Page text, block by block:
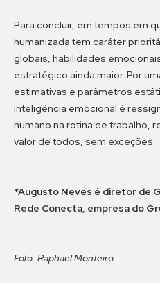
Para concluir, em tempos em
humanizada tem caráter
globais, habilidades
estratégico ainda maior. Por
estimativas e parâmetros
inteligência emocional é
humano na rotina de trabalho,
valor de todos, sem exceções.
*Augusto Neves é diretor de
Rede Conecta, empresa do
Foto: Raphael Monteiro